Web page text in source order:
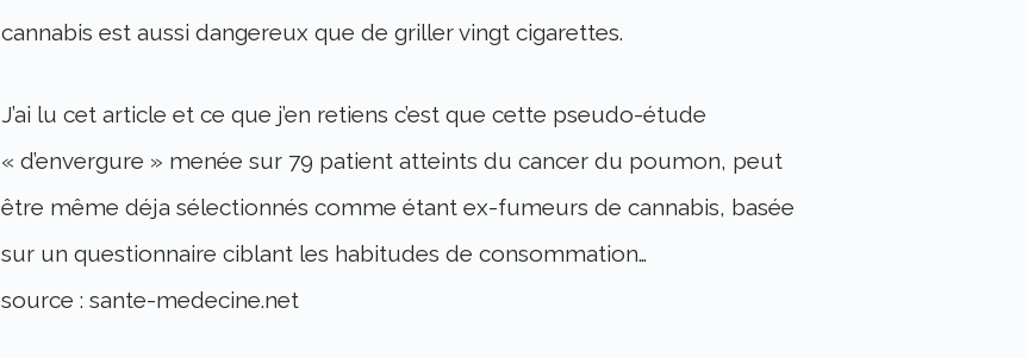
cannabis est aussi dangereux que de griller vingt cigarettes.
J’ai lu cet article et ce que j’en retiens c’est que cette pseudo-étude
« d’envergure » menée sur 79 patient atteints du cancer du poumon, peut
être même déja sélectionnés comme étant ex-fumeurs de cannabis, basée
sur un questionnaire ciblant les habitudes de consommation…
source : sante-medecine.net